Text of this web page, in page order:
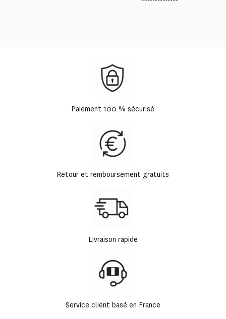
Paiement 100 % sécurisé
Retour et remboursement gratuits
Livraison rapide
Service client basé en France